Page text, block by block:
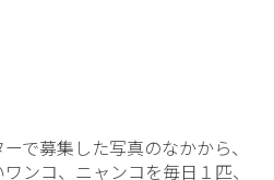
で募集した写真のなかから、
ンコ、ニャンコを毎日１匹、